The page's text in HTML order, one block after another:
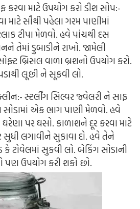
કરવા માટે ઉપયોગ કરો ડીશ સોપ:-
માટે સૌથી પહેલા ગરમ પાણીમાં
ટીપા મેળવો. હવે પાંચથી દસ
તેમાં ડુબાડીને રાખો. જામેલી
બ્રિસલ વાળા બ્રશનો ઉપયોગ કરો.
લૂછી ને સૂકવી લો.
સ્ટર્લીંગ સિલ્વર જ્વેલરી ને સાફ
એક ભાગ પાણી મેળવો. હવે
પર ઘસો. કાળાશને દૂર કરવા માટે
સુધી લગાવીને સુકાવા દો. હવે તેને
ટોવેલમાં સુકવી લો. બેકિંગ સોડાની
પણ ઉપયોગ કરી શકો છો.